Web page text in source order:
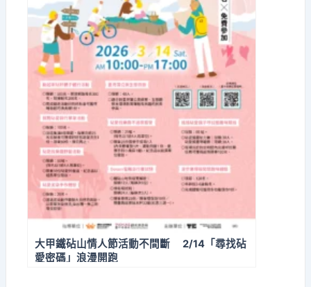
大甲鐵砧山情人節活動不間斷 2/14「尋找砧
愛密碼」浪漫開跑